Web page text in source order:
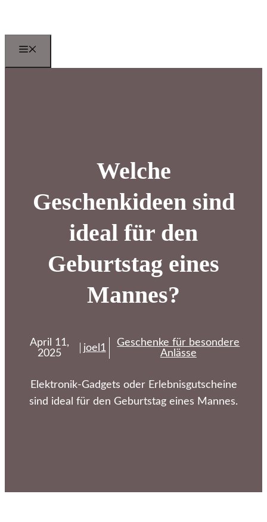
springen
Welche
Geschenkideen sind
ideal für den
Geburtstag eines
Mannes?
April 11,
2025
joel1
Geschenke für besondere
Anlässe
Elektronik-Gadgets oder Erlebnisgutscheine
sind ideal für den Geburtstag eines Mannes.